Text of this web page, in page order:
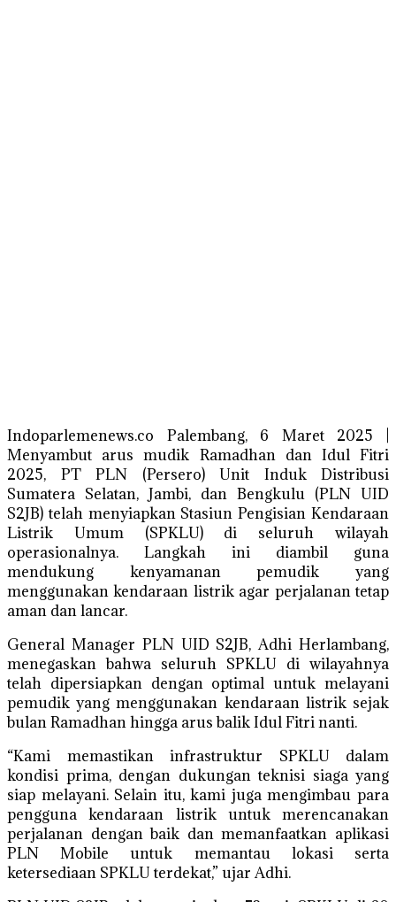
Indoparlemenews.co Palembang, 6 Maret 2025 |
Menyambut arus mudik Ramadhan dan Idul Fitri
2025, PT PLN (Persero) Unit Induk Distribusi
Sumatera Selatan, Jambi, dan Bengkulu (PLN UID
S2JB) telah menyiapkan Stasiun Pengisian Kendaraan
Listrik Umum (SPKLU) di seluruh wilayah
operasionalnya. Langkah ini diambil guna
mendukung kenyamanan pemudik yang
menggunakan kendaraan listrik agar perjalanan tetap
aman dan lancar.
General Manager PLN UID S2JB, Adhi Herlambang,
menegaskan bahwa seluruh SPKLU di wilayahnya
telah dipersiapkan dengan optimal untuk melayani
pemudik yang menggunakan kendaraan listrik sejak
bulan Ramadhan hingga arus balik Idul Fitri nanti.
“Kami memastikan infrastruktur SPKLU dalam
kondisi prima, dengan dukungan teknisi siaga yang
siap melayani. Selain itu, kami juga mengimbau para
pengguna kendaraan listrik untuk merencanakan
perjalanan dengan baik dan memanfaatkan aplikasi
PLN Mobile untuk memantau lokasi serta
ketersediaan SPKLU terdekat,” ujar Adhi.